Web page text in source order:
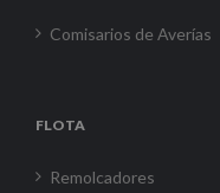
Comisarios de Averías
FLOTA
Remolcadores